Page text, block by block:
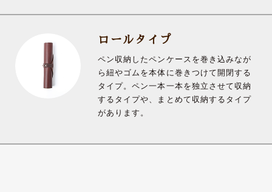
ロールタイプ
ペン収納したペンケースを巻き込みなが
ら紐やゴムを本体に巻きつけて開閉する
タイプ。ペン一本一本を独立させて収納
するタイプや、まとめて収納するタイプ
があります。